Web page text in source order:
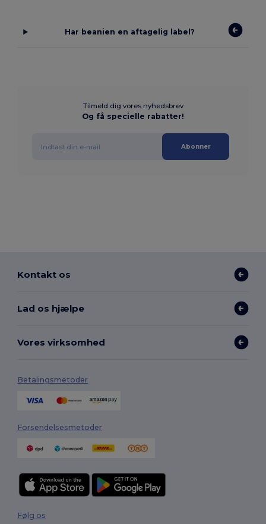
Har beanien en aftagelig label?
Tilmeld dig vores nyhedsbrev
Og få specielle rabatter!
Abonner
Kontakt os
Lad os hjælpe
Vores virksomhed
Betalingsmetoder
Forsendelsesmetoder
Følg os